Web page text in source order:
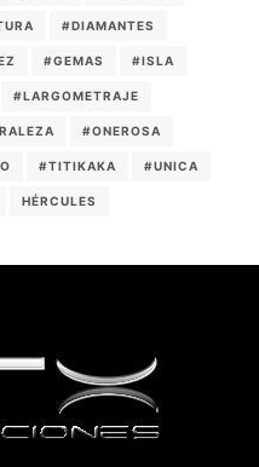
#DIAMANTES
#GEMAS #ISLA
#LARGOMETRAJE
#ONEROSA
#TITIKAKA #UNICA
HÉRCULES